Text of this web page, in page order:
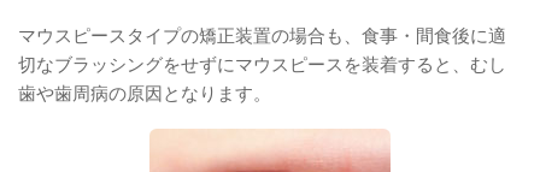
マウスピースタイプの矯正装置の場合も、食事・間食後に適
切なブラッシングをせずにマウスピースを装着すると、むし
歯や歯周病の原因となります。